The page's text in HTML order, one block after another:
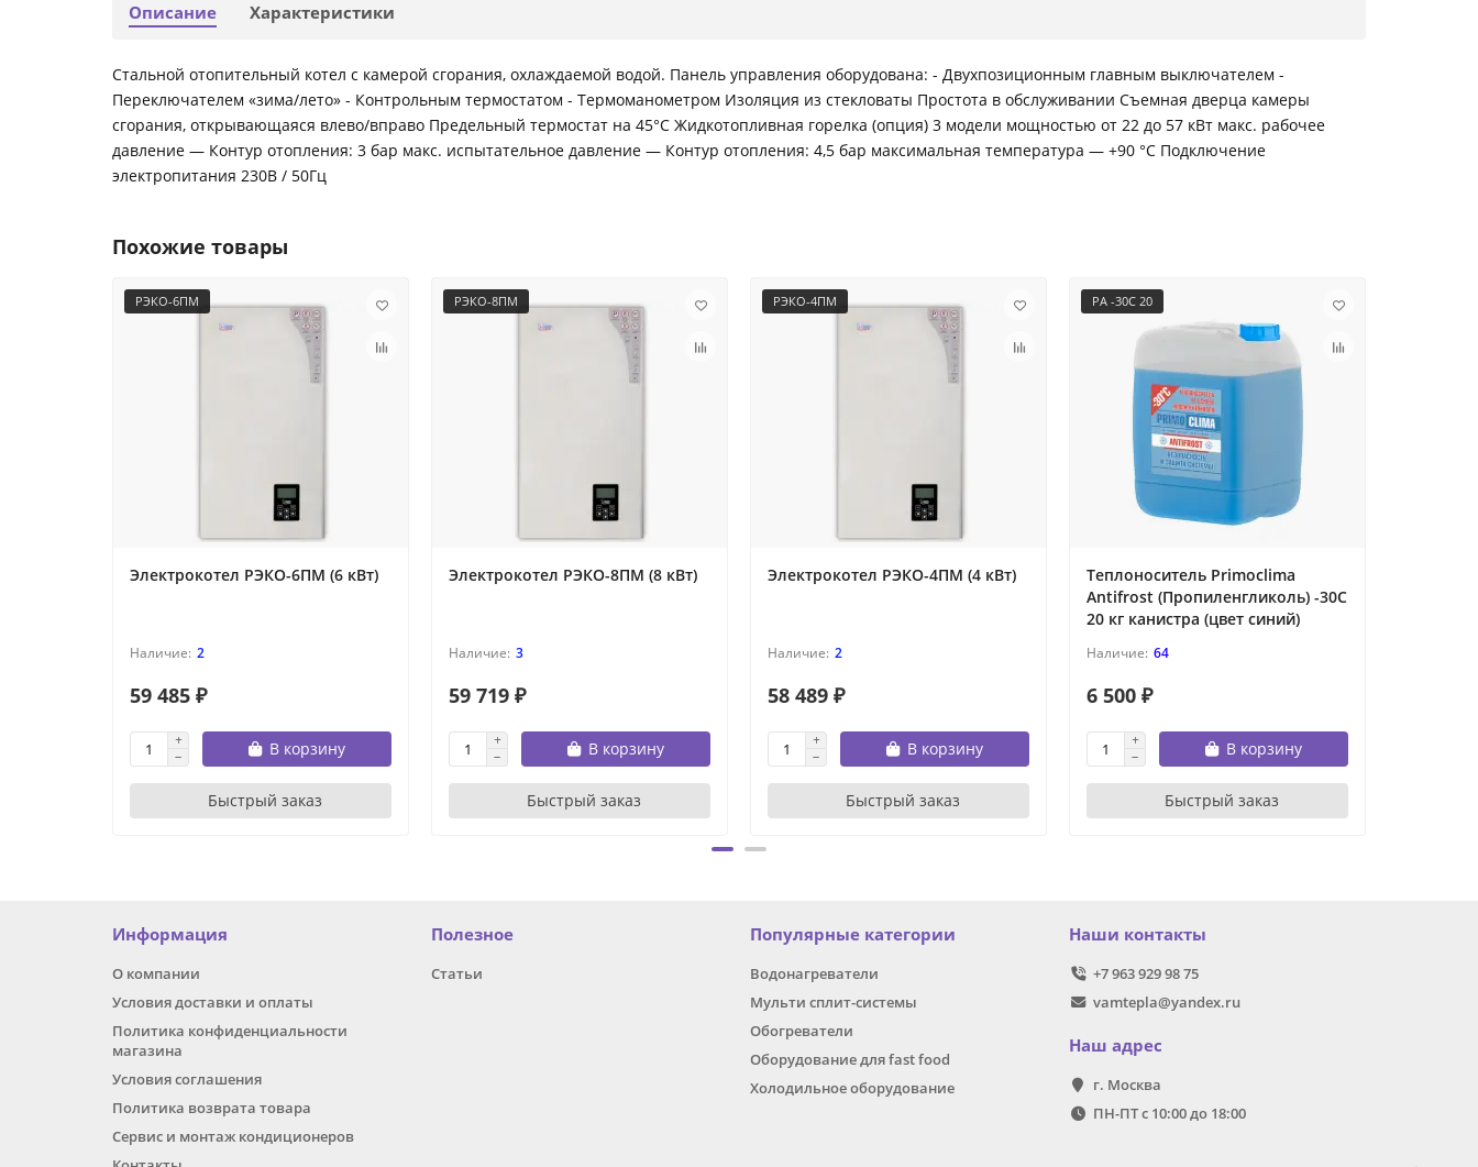
Описание Характеристики
Стальной отопительный котел с камерой сгорания, охлаждаемой водой. Панель управления оборудована: - Двухпозиционным главным выключателем -
Переключателем «зима/лето» - Контрольным термостатом - Термоманометром Изоляция из стекловаты Простота в обслуживании Съемная дверца камеры
сгорания, открывающаяся влево/вправо Предельный термостат на 45°C Жидкотопливная горелка (опция) 3 модели мощностью от 22 до 57 кВт макс. рабочее
давление — Контур отопления: 3 бар макс. испытательное давление — Контур отопления: 4,5 бар максимальная температура — +90 °C Подключение
электропитания 230В / 50Гц
Похожие товары
РЭКО-6ПМ
Электрокотел РЭКО-6ПМ (6 кВт)
2
59 485 ₽
В корзину
Быстрый заказ
РЭКО-8ПМ
Электрокотел РЭКО-8ПМ (8 кВт)
3
59 719 ₽
В корзину
Быстрый заказ
РЭКО-4ПМ
Электрокотел РЭКО-4ПМ (4 кВт)
2
58 489 ₽
В корзину
Быстрый заказ
PA -30C 20
Теплоноситель Primoclima
Antifrost (Пропиленгликоль) -30C
20 кг канистра (цвет синий)
64
6 500 ₽
В корзину
Быстрый заказ
Информация
О компании
Условия доставки и оплаты
Политика конфиденциальности
магазина
Условия соглашения
Политика возврата товара
Сервис и монтаж кондиционеров
Полезное
Статьи
Популярные категории
Водонагреватели
Мульти сплит-системы
Обогреватели
Оборудование для fast food
Холодильное оборудование
Наши контакты
+7 963 929 98 75
vamtepla@yandex.ru
Наш адрес
г. Москва
ПН-ПТ с 10:00 до 18:00